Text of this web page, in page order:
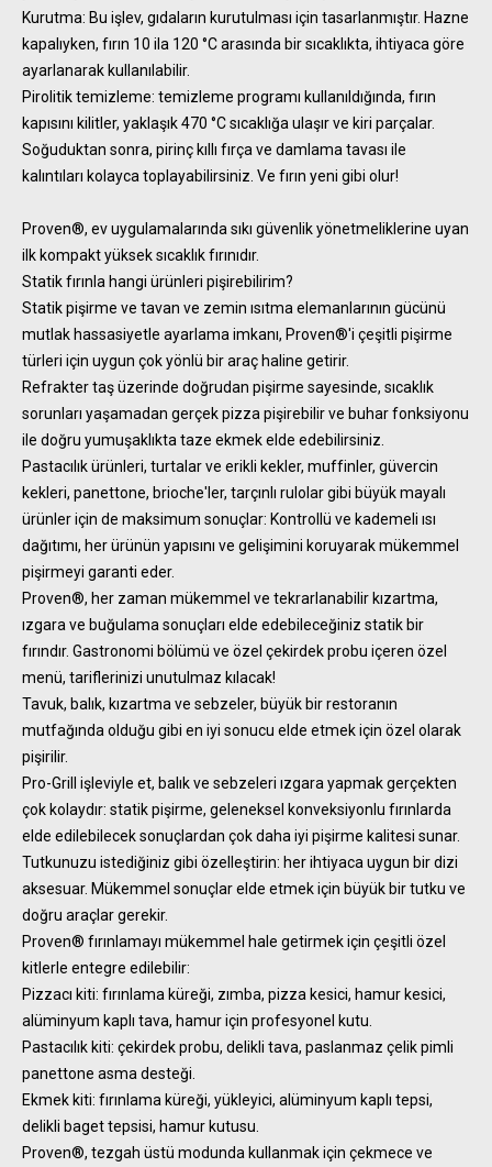
Kurutma: Bu işlev, gıdaların kurutulması için tasarlanmıştır. Hazne
kapalıyken, fırın 10 ila 120 °C arasında bir sıcaklıkta, ihtiyaca göre
ayarlanarak kullanılabilir.
Pirolitik temizleme: temizleme programı kullanıldığında, fırın
kapısını kilitler, yaklaşık 470 °C sıcaklığa ulaşır ve kiri parçalar.
Soğuduktan sonra, pirinç kıllı fırça ve damlama tavası ile
kalıntıları kolayca toplayabilirsiniz. Ve fırın yeni gibi olur!
Proven®, ev uygulamalarında sıkı güvenlik yönetmeliklerine uyan
ilk kompakt yüksek sıcaklık fırınıdır.
Statik fırınla hangi ürünleri pişirebilirim?
Statik pişirme ve tavan ve zemin ısıtma elemanlarının gücünü
mutlak hassasiyetle ayarlama imkanı, Proven®'i çeşitli pişirme
türleri için uygun çok yönlü bir araç haline getirir.
Refrakter taş üzerinde doğrudan pişirme sayesinde, sıcaklık
sorunları yaşamadan gerçek pizza pişirebilir ve buhar fonksiyonu
ile doğru yumuşaklıkta taze ekmek elde edebilirsiniz.
Pastacılık ürünleri, turtalar ve erikli kekler, muffinler, güvercin
kekleri, panettone, brioche'ler, tarçınlı rulolar gibi büyük mayalı
ürünler için de maksimum sonuçlar: Kontrollü ve kademeli ısı
dağıtımı, her ürünün yapısını ve gelişimini koruyarak mükemmel
pişirmeyi garanti eder.
Proven®, her zaman mükemmel ve tekrarlanabilir kızartma,
ızgara ve buğulama sonuçları elde edebileceğiniz statik bir
fırındır. Gastronomi bölümü ve özel çekirdek probu içeren özel
menü, tariflerinizi unutulmaz kılacak!
Tavuk, balık, kızartma ve sebzeler, büyük bir restoranın
mutfağında olduğu gibi en iyi sonucu elde etmek için özel olarak
pişirilir.
Pro-Grill işleviyle et, balık ve sebzeleri ızgara yapmak gerçekten
çok kolaydır: statik pişirme, geleneksel konveksiyonlu fırınlarda
elde edilebilecek sonuçlardan çok daha iyi pişirme kalitesi sunar.
Tutkunuzu istediğiniz gibi özelleştirin: her ihtiyaca uygun bir dizi
aksesuar. Mükemmel sonuçlar elde etmek için büyük bir tutku ve
doğru araçlar gerekir.
Proven® fırınlamayı mükemmel hale getirmek için çeşitli özel
kitlerle entegre edilebilir:
Pizzacı kiti: fırınlama küreği, zımba, pizza kesici, hamur kesici,
alüminyum kaplı tava, hamur için profesyonel kutu.
Pastacılık kiti: çekirdek probu, delikli tava, paslanmaz çelik pimli
panettone asma desteği.
Ekmek kiti: fırınlama küreği, yükleyici, alüminyum kaplı tepsi,
delikli baget tepsisi, hamur kutusu.
Proven®, tezgah üstü modunda kullanmak için çekmece ve